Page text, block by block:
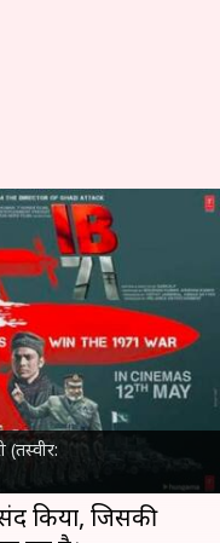
(तस्वीर:
की
फिल्म की
की 'IB71' का
किया, जिसकी